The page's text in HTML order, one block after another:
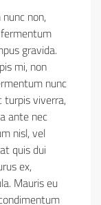
non,
gravida.
mi, non
nunc
viverra,
ante nec
nisl, vel
quis dui
ex,
Mauris eu